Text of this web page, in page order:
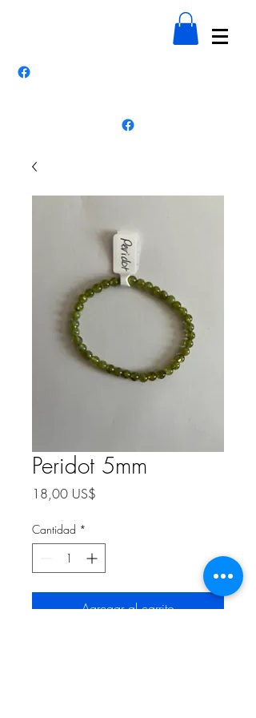
Peridot 5mm
18,00 US$
Cantidad *
Agregar al carrito